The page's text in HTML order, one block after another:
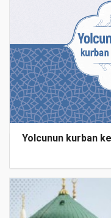
Yolcunun kurban